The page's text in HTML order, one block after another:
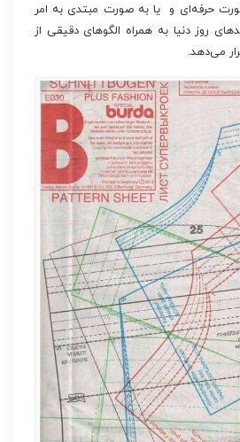
حرفه‌ای و یا به صورت مبتدی به امر
روز دنیا به همراه الگوهای دقیقی از
می‌دهد.